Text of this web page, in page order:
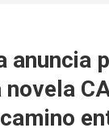
anuncia